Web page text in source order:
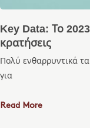
Key Data: Το
κρατήσεις
Πολύ ενθαρρυντικά
για
Read More